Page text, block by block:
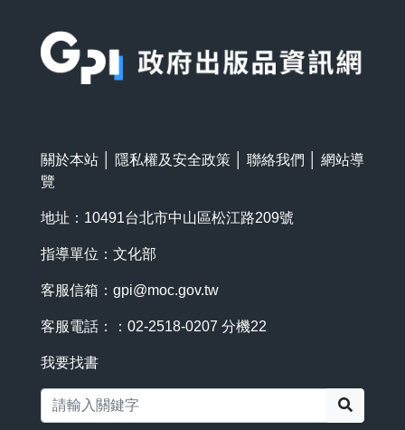
關於本站 隱私權及安全政策 聯絡我們
網站導
覽
地址：10491台北市中山區松江路209號
指導單位：文化部
客服信箱： gpi@moc.gov.tw
客服電話：：02-2518-0207 分機22
我要找書